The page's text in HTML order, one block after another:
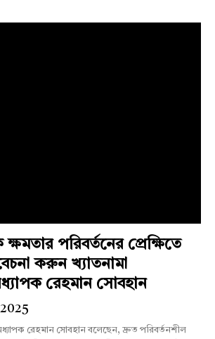
ক্ষমতার পরিবর্তনের প্রেক্ষিতে
করুন খ্যাতনামা
রেহমান সোবহান
রেহমান সোবহান বলেছেন, দ্রুত পরিবর্তনশীল